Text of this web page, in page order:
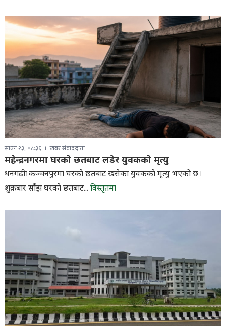
साउन २३, ०८:३६ खबर संवाददाता
महेन्द्रनगरमा घरको छतबाट लडेर युवकको मृत्यु
धनगढीः कञ्चनपुरमा घरकाे छतबाट खसेका युवककाे मृत्यु भएको छ।
शुक्रबार साँझ घरकाे छतबाट... विस्तृतमा